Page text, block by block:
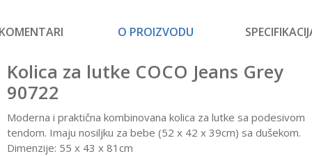
O PROIZVODU
Kolica za lutke COCO Jeans Grey
90722
Moderna i praktična kombinovana kolica za lutke sa podesivom
tendom. Imaju nosiljku za bebe (52 x 42 x 39cm) sa dušekom.
Dimenzije: 55 x 43 x 81cm